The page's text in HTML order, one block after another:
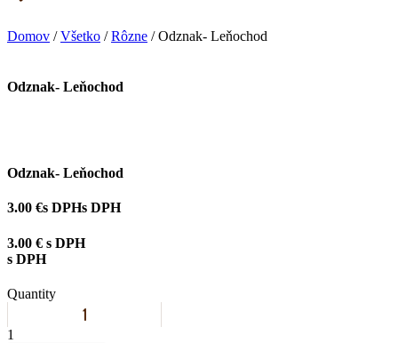
Domov /Všetko /Rôzne / Odznak- Leňochod
Odznak- Leňochod
Odznak- Leňochod
3.00 €s DPHs DPH
3.00 € s DPH
s DPH
Quantity
1